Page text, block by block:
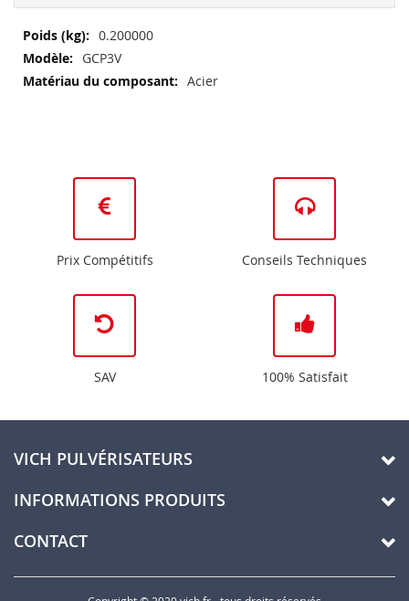
Plus
d’information
0.200000
GCP3V
Acier
Prix Compétitifs Conseils Techniques
SAV 100% Satisfait
VICH PULVÉRISATEURS
INFORMATIONS PRODUITS
CONTACT